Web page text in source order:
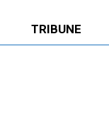
TRIBUNE